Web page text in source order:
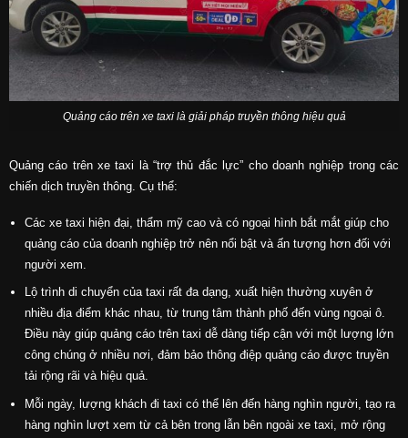
Quảng cáo trên xe taxi là giải pháp truyền thông hiệu quả
Quảng cáo trên xe taxi là “trợ thủ đắc lực” cho doanh nghiệp trong các
chiến dịch truyền thông. Cụ thể:
Các xe taxi hiện đại, thẩm mỹ cao và có ngoại hình bắt mắt giúp cho
quảng cáo của doanh nghiệp trở nên nổi bật và ấn tượng hơn đối với
người xem.
Lộ trình di chuyển của taxi rất đa dạng, xuất hiện thường xuyên ở
nhiều địa điểm khác nhau, từ trung tâm thành phố đến vùng ngoại ô.
Điều này giúp quảng cáo trên taxi dễ dàng tiếp cận với một lượng lớn
công chúng ở nhiều nơi, đảm bảo thông điệp quảng cáo được truyền
tải rộng rãi và hiệu quả.
Mỗi ngày, lượng khách đi taxi có thể lên đến hàng nghìn người, tạo ra
hàng nghìn lượt xem từ cả bên trong lẫn bên ngoài xe taxi, mở rộng